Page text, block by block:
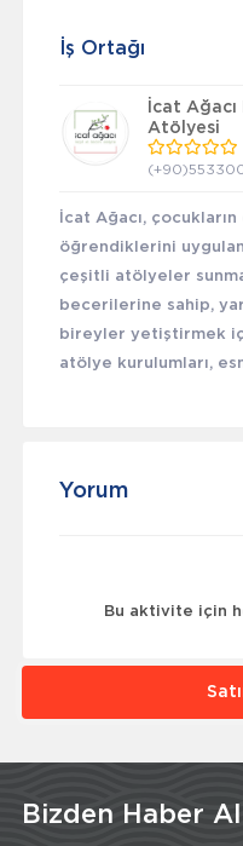
İş Ortağı
İcat
Atölyesi
İcat Ağacı,
öğrendiklerini
çeşitli atölyeler
becerilerine sahip,
bireyler yetiştirmek
atölye kurulumları,
Yorum
Bu aktivite için
Bizden Haber Al